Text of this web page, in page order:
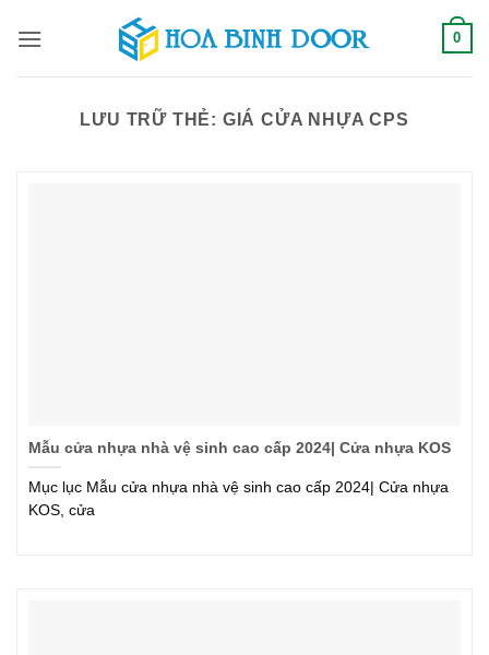
qua
0
LƯU TRỮ THẺ: GIÁ CỬA NHỰA CPS
Mẫu cửa nhựa nhà vệ sinh cao cấp 2024| Cửa nhựa KOS
Mục lục Mẫu cửa nhựa nhà vệ sinh cao cấp 2024| Cửa nhựa
KOS, cửa